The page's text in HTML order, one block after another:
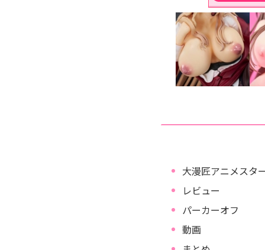
大漫匠アニメスタ
レビュー
パーカーオフ
動画